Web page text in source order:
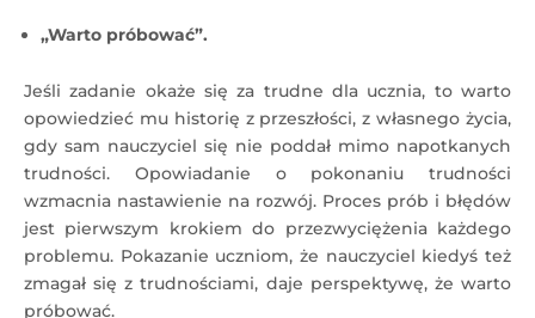
„Warto próbować”.
Jeśli zadanie okaże się za trudne dla ucznia, to warto
opowiedzieć mu historię z przeszłości, z własnego życia,
gdy sam nauczyciel się nie poddał mimo napotkanych
trudności. Opowiadanie o pokonaniu trudności
wzmacnia nastawienie na rozwój. Proces prób i błędów
jest pierwszym krokiem do przezwyciężenia każdego
problemu. Pokazanie uczniom, że nauczyciel kiedyś też
zmagał się z trudnościami, daje perspektywę, że warto
próbować.